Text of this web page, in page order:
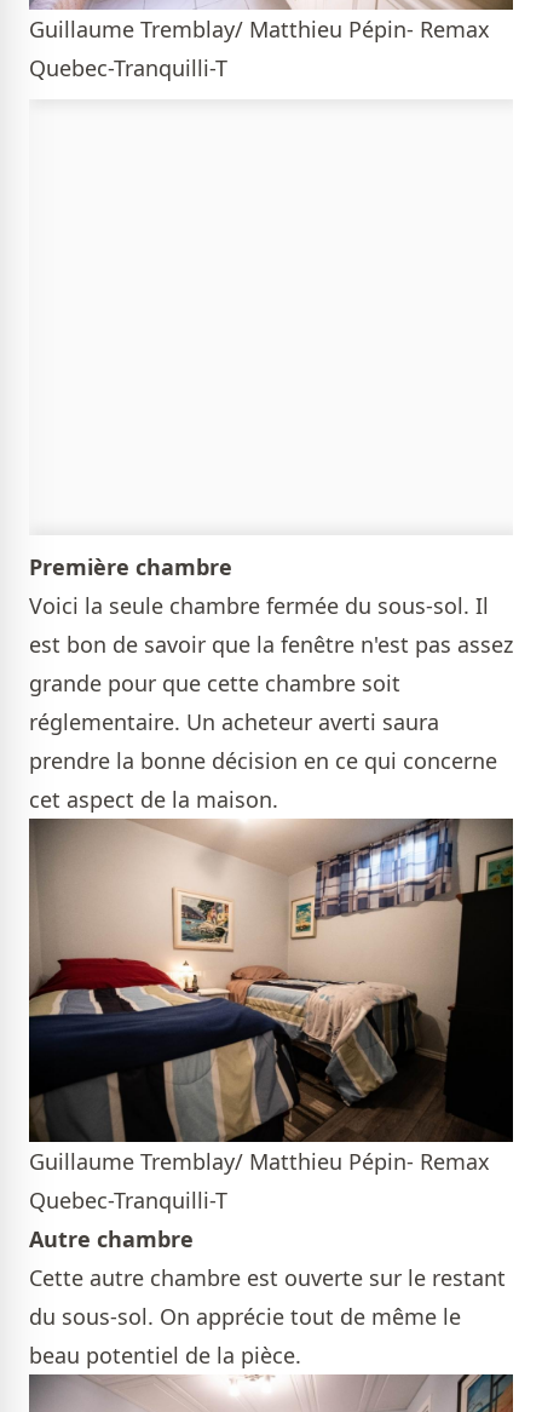
Guillaume Tremblay/ Matthieu Pépin- Remax
Quebec-Tranquilli-T
Première chambre
Voici la seule chambre fermée du sous-sol. Il
est bon de savoir que la fenêtre n'est pas assez
grande pour que cette chambre soit
réglementaire. Un acheteur averti saura
prendre la bonne décision en ce qui concerne
cet aspect de la maison.
Guillaume Tremblay/ Matthieu Pépin- Remax
Quebec-Tranquilli-T
Autre chambre
Cette autre chambre est ouverte sur le restant
du sous-sol. On apprécie tout de même le
beau potentiel de la pièce.